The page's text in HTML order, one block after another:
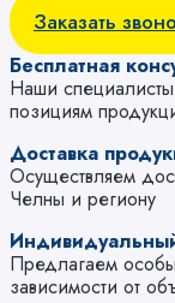
Заказать
Бесплатная
Наши
позициям
Доставка
Осуществляем
Челны и региону
Предлагаем
зависимости от